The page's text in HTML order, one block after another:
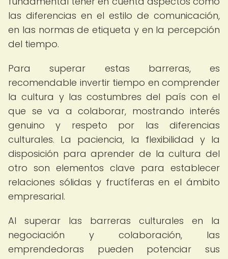
las diferencias en el estilo de comunicación,
en las normas de etiqueta y en la percepción
del tiempo.
Para superar estas barreras, es
recomendable invertir tiempo en comprender
la cultura y las costumbres del país con el
que se va a colaborar, mostrando interés
genuino y respeto por las diferencias
culturales. La paciencia, la flexibilidad y la
disposición para aprender de la cultura del
otro son elementos clave para establecer
relaciones sólidas y fructíferas en el ámbito
empresarial.
Al superar las barreras culturales en la
negociación y colaboración, las
emprendedoras pueden potenciar sus